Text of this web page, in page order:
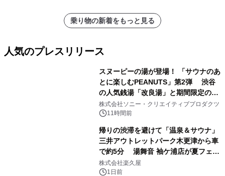
乗り物の新着をもっと見る
人気のプレスリリース
スヌーピーの湯が登場！ 「サウナのあ
とに楽しむPEANUTS」第2弾 渋谷
の人気銭湯「改良湯」と期間限定のコ
ラボレーション サウナイキタイコラ
ボグッズも発売決定！
株式会社ソニー・クリエイティブプロダクツ
11時間前
帰りの渋滞を避けて「温泉＆サウナ」
三井アウトレットパーク木更津から車
で約5分 湯舞音 袖ケ浦店が夏フェア
メニューを提供
株式会社楽久屋
1日前